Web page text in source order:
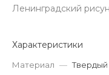
Ленинградский
Характеристики
Материал —